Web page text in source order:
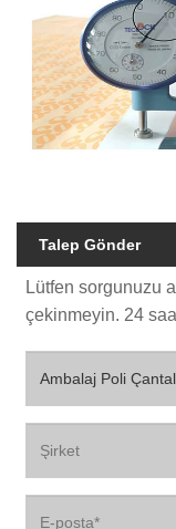
Talep Gönder
Lütfen sorgunuzu
çekinmeyin. 24